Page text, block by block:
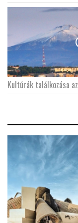
Kultúrák találkozása